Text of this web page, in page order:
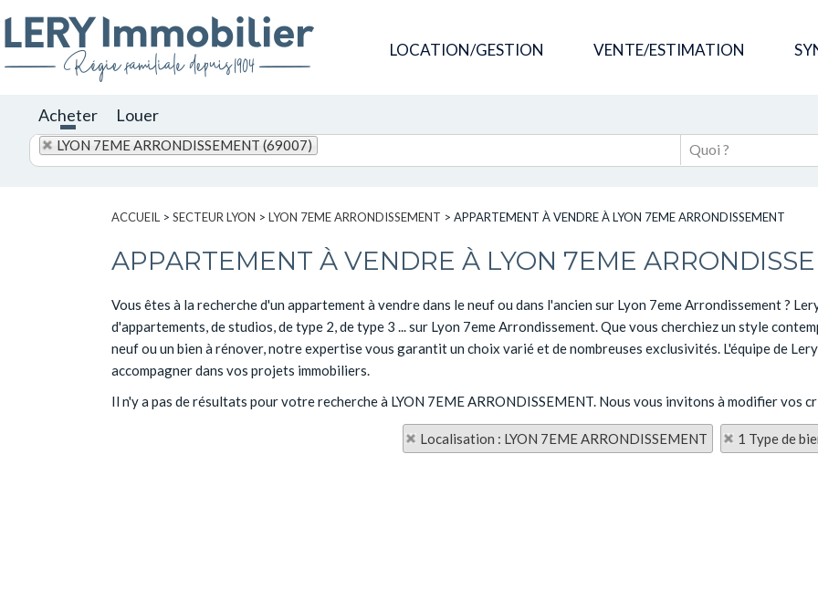
LOCATION/GESTION VENTE/ESTIMATION
Acheter Louer
LYON 7EME ARRONDISSEMENT (69007)
ACCUEIL > SECTEUR LYON > LYON 7EME ARRONDISSEMENT > APPARTEMENT À VENDRE À LYON 7EME ARRONDISSEMENT
APPARTEMENT À VENDRE À LYON 7EME
Vous êtes à la recherche d'un appartement à vendre dans le neuf ou dans l'ancien sur Lyon 7eme Arrondissement ?
d'appartements, de studios, de type 2, de type 3 ... sur Lyon 7eme Arrondissement. Que vous cherchiez un style
neuf ou un bien à rénover, notre expertise vous garantit un choix varié et de nombreuses exclusivités. L'équipe de
accompagner dans vos projets immobiliers.
Il n'y a pas de résultats pour votre recherche à LYON 7EME ARRONDISSEMENT. Nous vous invitons à modifier vos
Localisation : LYON 7EME ARRONDISSEMENT 1 Type de